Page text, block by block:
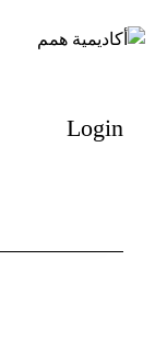
Login